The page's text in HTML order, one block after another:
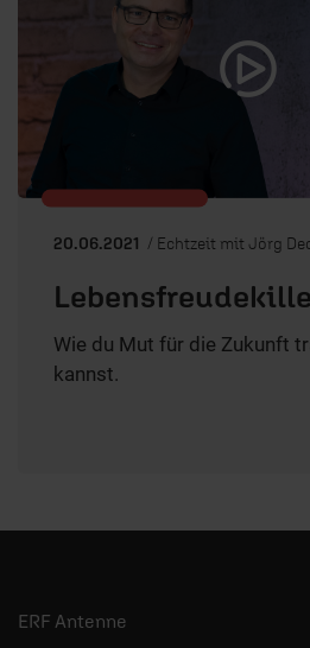
20.06.2021 / Echtzeit mit Jörg
Wie du Mut für die Zukunft
kannst.
ERF Antenne